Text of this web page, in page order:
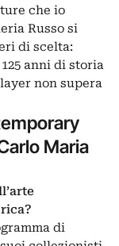
che io
Russo si
di scelta:
anni di storia
non supera
Maria
di